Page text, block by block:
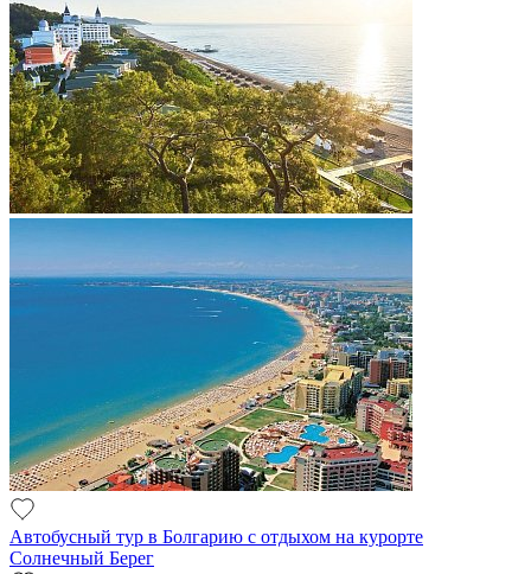
Автобусный тур в Болгарию с отдыхом на курорте
Солнечный Берег